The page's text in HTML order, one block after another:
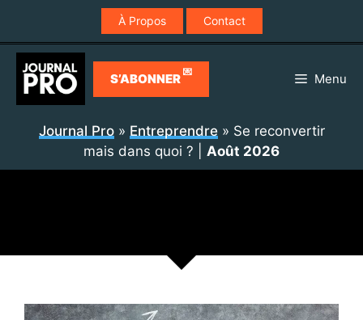
contenu
À Propos Contact
S’ABONNER 💌 Menu
Journal Pro» Entreprendre» Se reconvertir
mais dans quoi ?
Août 2026